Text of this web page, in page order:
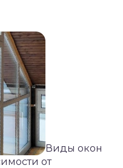
Виды окон
от